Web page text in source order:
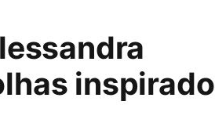
inspirado